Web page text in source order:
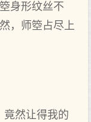
身形纹丝不
，师箜占尽上
竟然让得我的